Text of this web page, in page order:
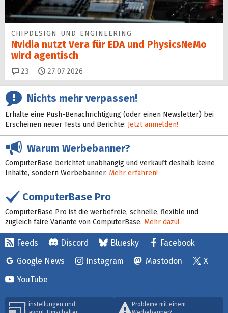
CHIPDESIGN UND ENGINEERING
Nvidia nutzt Vera für EDA und PhysicsNeMo
wird agentisch
23 Kommentare
27.07.2026
Nichts mehr verpassen!
Erhalte eine Push-Benachrichtigung (oder einen Newsletter) bei
Erscheinen neuer Tests und Berichte: Jetzt anmelden!
Warum Werbebanner?
ComputerBase berichtet unabhängig und verkauft deshalb keine
Inhalte, sondern Werbebanner. Mehr erfahren!
ComputerBase Pro
ComputerBase Pro ist die werbefreie, schnelle, flexible und
zugleich faire Variante von ComputerBase. Mehr dazu!
Feeds Discord Bluesky
Facebook
Google News
Instagram Mastodon
X
YouTube
Einstellungen und
Probleme mit einem